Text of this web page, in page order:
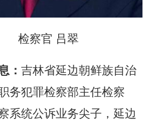
检察官 吕翠
： 吉林省延边朝鲜族自治
务犯罪检察部主任检察
系统公诉业务尖子，延边